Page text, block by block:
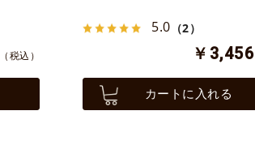
（税込）
5.0 （2）
￥3,456
カートに入れる